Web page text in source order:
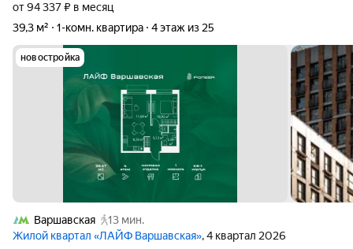
от 94 337 ₽ в месяц
39,3 м²
1-комн. квартира 4 этаж из 25
новостройка
Варшавская
13 мин.
Жилой квартал «ЛАЙФ Варшавская», 4 квартал 2026